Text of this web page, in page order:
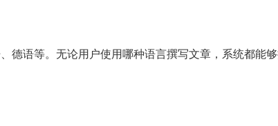
德语等。无论用户使用哪种语言撰写文章，系统都能